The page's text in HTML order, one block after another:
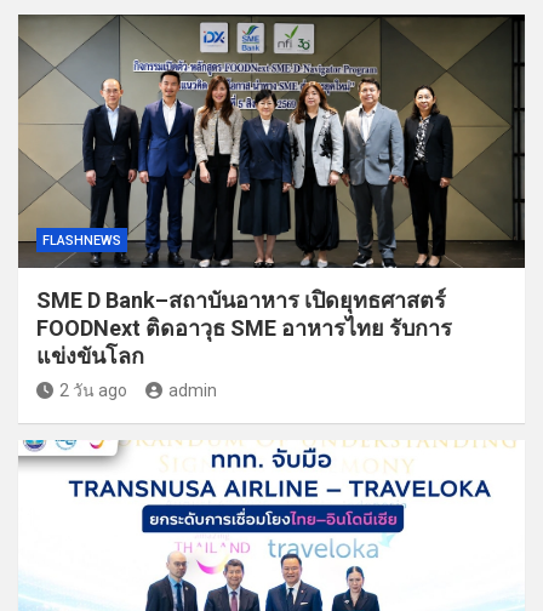
FLASHNEWS
SME D Bank–สถาบันอาหาร เปิดยุทธศาสตร์
FOODNext ติดอาวุธ SME อาหารไทย รับการ
แข่งขันโลก
2 วัน ago admin